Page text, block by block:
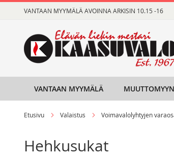
to
VANTAAN MYYMÄLÄ AVOINNA ARKISIN 10.15 -16
VANTAAN MYYMÄLÄ
Etusivu Valaistus Voimavalolyhtyjen
Hehkusukat